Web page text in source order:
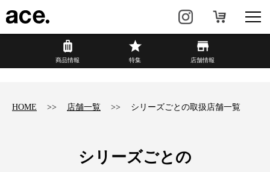
商品情報
カジュアル HAyU×ace.
商品情報 特集 店舗情報
HOME 店舗一覧 シリーズごとの取扱店舗一覧
シリーズごとの